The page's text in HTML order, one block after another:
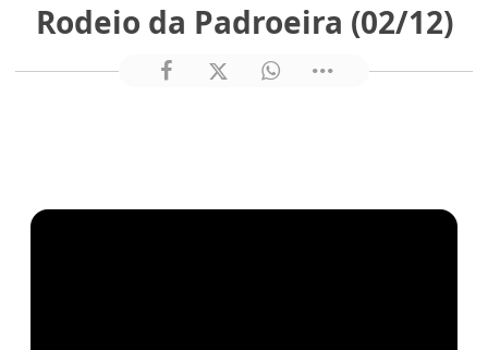
Rodeio da Padroeira (02/12)